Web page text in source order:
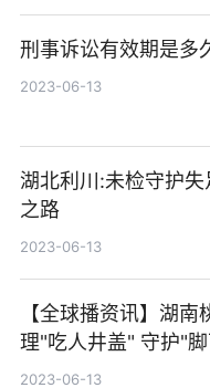
刑事诉讼有效期是多
2023-06-13
湖北利川:未检守护
之路
2023-06-13
【全球播资讯】湖南
理"吃人井盖" 守护"
2023-06-13